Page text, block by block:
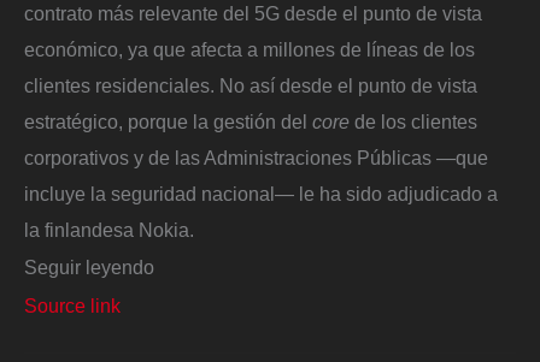
contrato más relevante del 5G desde el punto de vista
económico, ya que afecta a millones de líneas de los
clientes residenciales. No así desde el punto de vista
estratégico, porque la gestión del core de los clientes
corporativos y de las Administraciones Públicas ―que
incluye la seguridad nacional― le ha sido adjudicado a
la finlandesa Nokia.
Seguir leyendo
Source link